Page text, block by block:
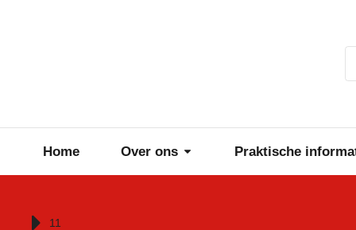
Home Over ons Praktische
Je bent hier:
11